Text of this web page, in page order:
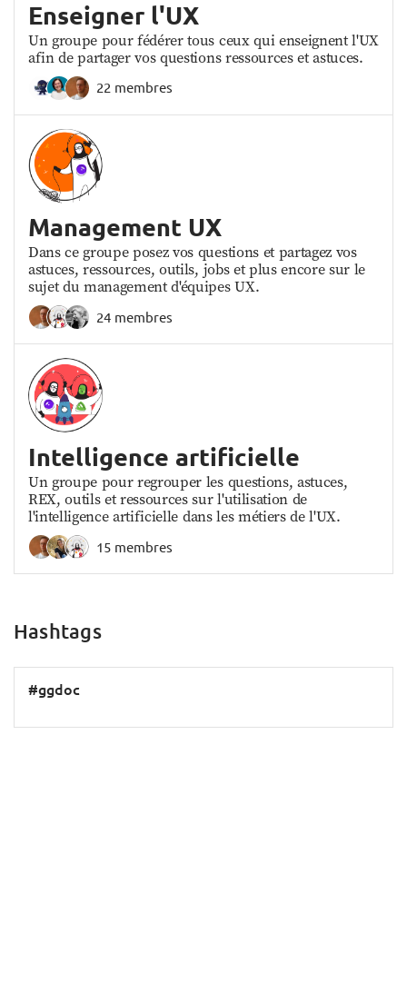
Enseigner l'UX
Un groupe pour fédérer tous ceux qui enseignent l'UX
afin de partager vos questions ressources et astuces.
22 membres
Management UX
Dans ce groupe posez vos questions et partagez vos
astuces, ressources, outils, jobs et plus encore sur le
sujet du management d'équipes UX.
24 membres
Intelligence artificielle
Un groupe pour regrouper les questions, astuces,
REX, outils et ressources sur l'utilisation de
l'intelligence artificielle dans les métiers de l'UX.
15 membres
Hashtags
#ggdoc